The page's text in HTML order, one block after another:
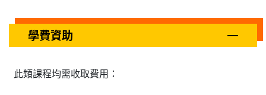
學費資助
此類課程均需收取費用：